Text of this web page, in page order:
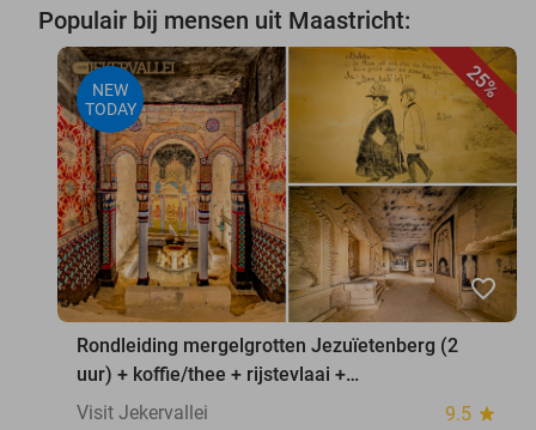
Populair bij mensen uit Maastricht:
25%
NEW
TODAY
favorite_border
Rondleiding mergelgrotten Jezuïetenberg (2
uur) + koffie/thee + rijstevlaai +
waxinelichthouder
Visit Jekervallei 9.5 star